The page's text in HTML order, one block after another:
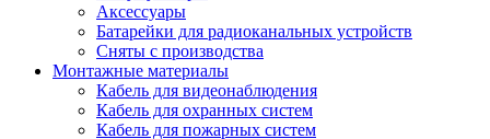
Аксессуары
Батарейки для радиоканальных устройств
Сняты с производства
Монтажные материалы
Кабель для видеонаблюдения
Кабель для охранных систем
Кабель для пожарных систем